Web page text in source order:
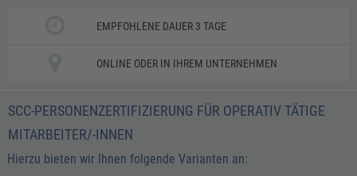
EMPFOHLENE DAUER 3 TAGE
ONLINE ODER IN IHREM UNTERNEHMEN
SCC-PERSONENZERTIFIZIERUNG FÜR OPERATIV TÄTIGE
MITARBEITER/-INNEN
Hierzu bieten wir Ihnen folgende Varianten an: